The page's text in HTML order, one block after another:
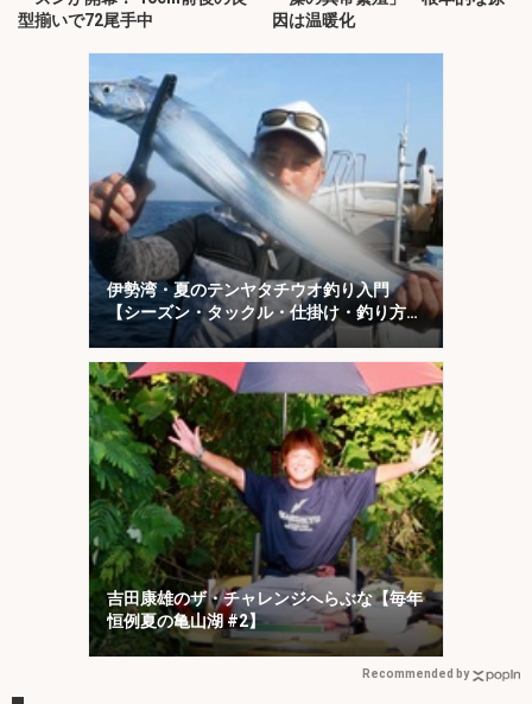
型揃いで72尾手中
因は温暖化
伊勢湾・夏のテンヤタチウオ釣り入門
【シーズン・タックル・仕掛け・釣り方を
解説】
吉田康雄のザ・チャレンジへらぶな【毎年
恒例夏の亀山湖 #2】
Recommended by